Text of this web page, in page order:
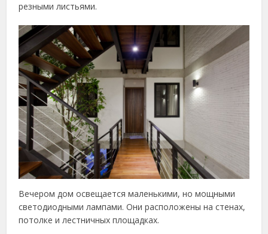
резными листьями.
Вечером дом освещается маленькими, но мощными
светодиодными лампами. Они расположены на стенах,
потолке и лестничных площадках.